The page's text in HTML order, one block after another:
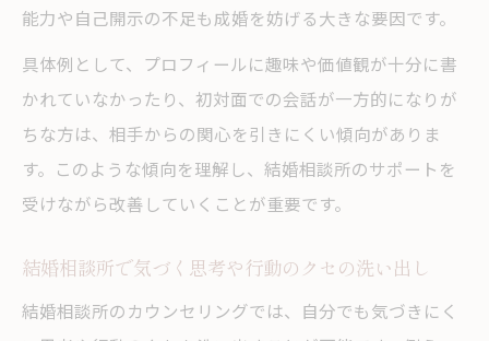
能力や自己開示の不足も成婚を妨げる大きな要因です。
具体例として、プロフィールに趣味や価値観が十分に書
かれていなかったり、初対面での会話が一方的になりが
ちな方は、相手からの関心を引きにくい傾向がありま
す。このような傾向を理解し、結婚相談所のサポートを
受けながら改善していくことが重要です。
結婚相談所で気づく思考や行動のクセの洗い出し
結婚相談所のカウンセリングでは、自分でも気づきにく